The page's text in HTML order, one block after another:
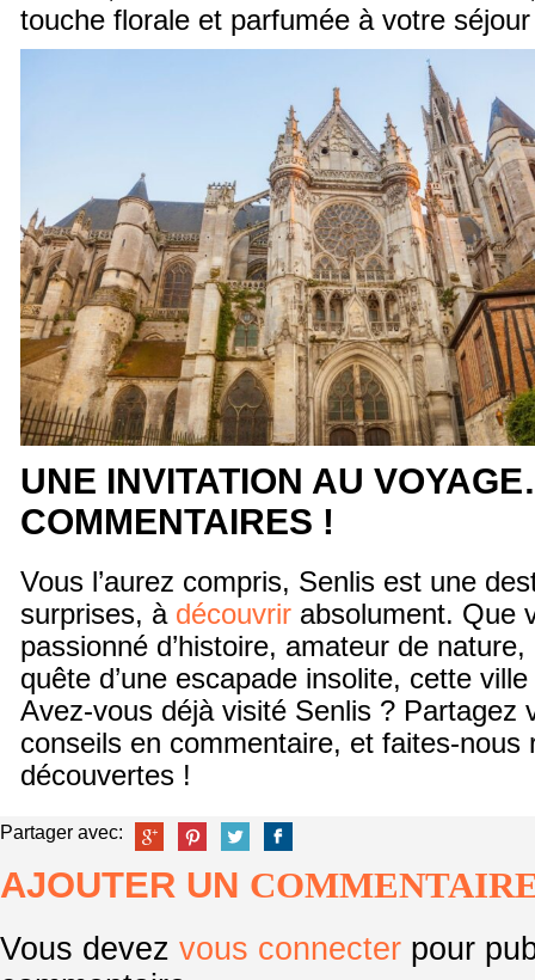
touche florale et parfumée à votre
UNE INVITATION AU
COMMENTAIRES !
Vous l’aurez compris, Senlis est une
surprises, à découvrir absolument. Que
passionné d’histoire, amateur de
quête d’une escapade insolite, cette
Avez-vous déjà visité Senlis ? Partagez
conseils en commentaire, et faites-nous
découvertes !
Partager avec:
AJOUTER UN
Vous devez vous connecter pour